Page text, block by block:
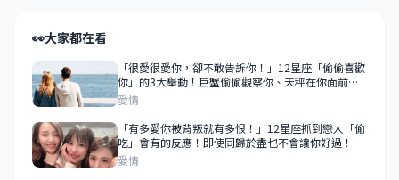
👀大家都在看
「很愛很愛你，卻不敢告訴你！」12星座「偷偷喜歡
你」的3大舉動！巨蟹偷偷觀察你、天秤在你面前求
表現！
愛情
「有多愛你被背叛就有多恨！」12星座抓到戀人「偷
吃」會有的反應！即使同歸於盡也不會讓你好過！
愛情